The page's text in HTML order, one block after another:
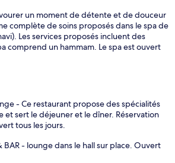
un moment de détente et de douceur
complète de soins proposés dans le spa de
Les services proposés incluent des
comprend un hammam. Le spa est ouvert
- Ce restaurant propose des spécialités
et sert le déjeuner et le dîner. Réservation
tous les jours.
BAR - lounge dans le hall sur place. Ouvert